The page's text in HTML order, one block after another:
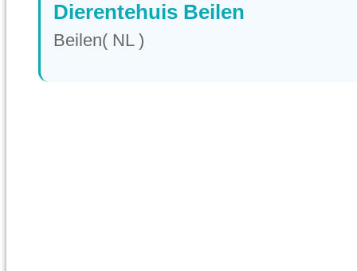
Dierentehuis Beilen
Beilen( NL )